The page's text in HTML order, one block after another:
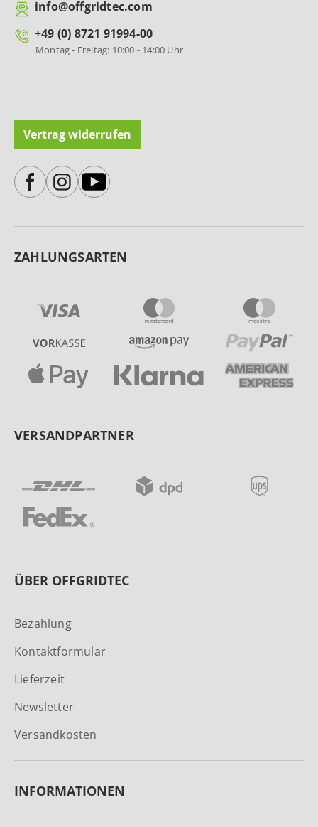
info@offgridtec.com
+49 (0) 8721 91994-00
Montag - Freitag: 10:00 - 14:00 Uhr
Vertrag widerrufen
ZAHLUNGSARTEN
VERSANDPARTNER
ÜBER OFFGRIDTEC
Bezahlung
Kontaktformular
Lieferzeit
Newsletter
Versandkosten
INFORMATIONEN